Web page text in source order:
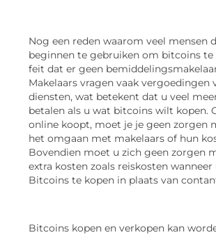
Nog een reden waarom veel mensen
beginnen te gebruiken om bitcoins te
feit dat er geen
Makelaars vragen vaak vergoedingen
diensten, wat betekent dat u veel
betalen als u wat bitcoins wilt kopen.
online koopt, moet je je geen zorgen
het omgaan met makelaars of hun
Bovendien moet u zich geen zorgen
extra kosten zoals reiskosten wanneer
Bitcoins te kopen in plaats van
Bitcoins kopen en verkopen kan